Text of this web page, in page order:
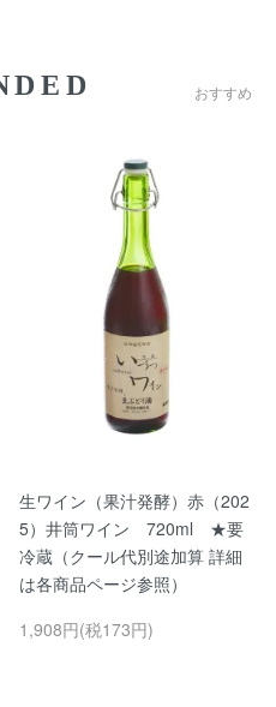
おすすめ
生ワイン（果汁発酵）赤（202
5）井筒ワイン 720ml ★要
冷蔵（クール代別途加算 詳細
は各商品ページ参照）
1,908円(税173円)